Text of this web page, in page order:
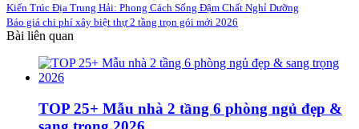
Kiến Trúc Địa Trung Hải: Phong Cách Sống Đậm Chất Nghỉ Dưỡng
Báo giá chi phí xây biệt thự 2 tầng trọn gói mới 2026
Bài liên quan
TOP 25+ Mẫu nhà 2 tầng 6 phòng ngủ đẹp &